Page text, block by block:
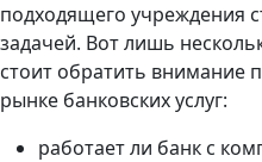
подходящего учреждения
задачей. Вот лишь
стоит обратить внимание
рынке банковских услуг:
работает ли банк с